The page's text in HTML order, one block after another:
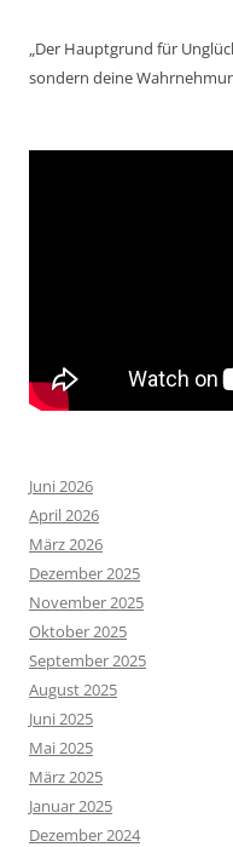
„Der Hauptgrund für
sondern deine
Juni 2026
April 2026
März 2026
Dezember 2025
November 2025
Oktober 2025
September 2025
August 2025
Juni 2025
Mai 2025
März 2025
Januar 2025
Dezember 2024